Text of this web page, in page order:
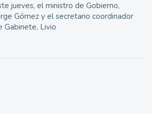
jueves, el ministro de Gobierno,
Gómez y el secretario coordinador
Gabinete, Livio